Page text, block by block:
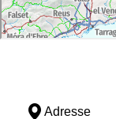
Adresse